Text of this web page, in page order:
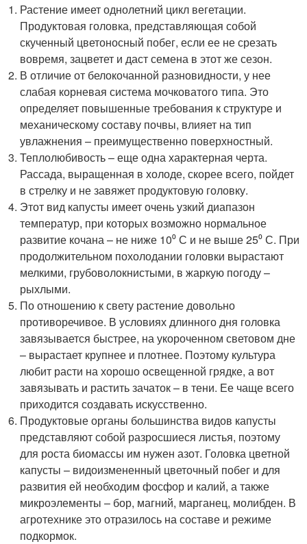
Растение имеет однолетний цикл вегетации.
Продуктовая головка, представляющая собой
скученный цветоносный побег, если ее не срезать
вовремя, зацветет и даст семена в этот же сезон.
В отличие от белокочанной разновидности, у нее
слабая корневая система мочковатого типа. Это
определяет повышенные требования к структуре и
механическому составу почвы, влияет на тип
увлажнения – преимущественно поверхностный.
Теплолюбивость – еще одна характерная черта.
Рассада, выращенная в холоде, скорее всего, пойдет
в стрелку и не завяжет продуктовую головку.
Этот вид капусты имеет очень узкий диапазон
температур, при которых возможно нормальное
развитие кочана – не ниже 10⁰ С и не выше 25⁰ С. При
продолжительном похолодании головки вырастают
мелкими, грубоволокнистыми, в жаркую погоду –
рыхлыми.
По отношению к свету растение довольно
противоречивое. В условиях длинного дня головка
завязывается быстрее, на укороченном световом дне
– вырастает крупнее и плотнее. Поэтому культура
любит расти на хорошо освещенной грядке, а вот
завязывать и растить зачаток – в тени. Ее чаще всего
приходится создавать искусственно.
Продуктовые органы большинства видов капусты
представляют собой разросшиеся листья, поэтому
для роста биомассы им нужен азот. Головка цветной
капусты – видоизмененный цветочный побег и для
развития ей необходим фосфор и калий, а также
микроэлементы – бор, магний, марганец, молибден. В
агротехнике это отразилось на составе и режиме
подкормок.